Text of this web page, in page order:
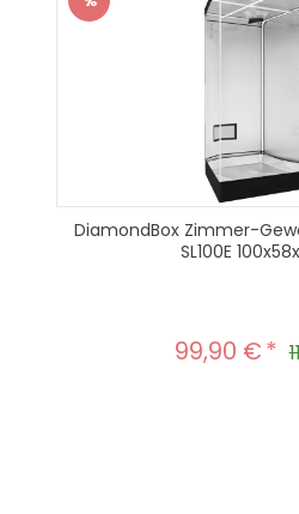
Rabatt
DiamondBox Zimmer-
SL100E
99,90 €